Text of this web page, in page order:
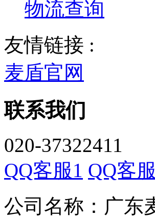
物流查询
友情链接 :
麦盾官网
联系我们
020-37322411
QQ客服1 QQ客
公司名称：广东